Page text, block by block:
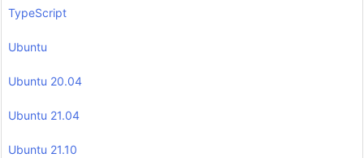
TypeScript
Ubuntu
Ubuntu 20.04
Ubuntu 21.04
Ubuntu 21.10